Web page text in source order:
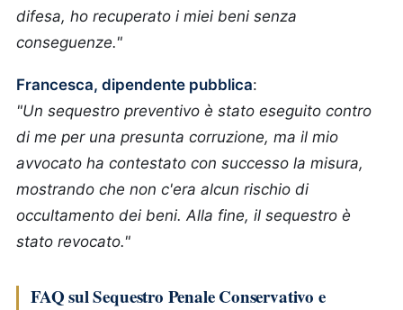
difesa, ho recuperato i miei beni senza
conseguenze."
Francesca, dipendente pubblica:
"Un sequestro preventivo è stato eseguito contro
di me per una presunta corruzione, ma il mio
avvocato ha contestato con successo la misura,
mostrando che non c'era alcun rischio di
occultamento dei beni. Alla fine, il sequestro è
stato revocato."
FAQ sul Sequestro Penale Conservativo e